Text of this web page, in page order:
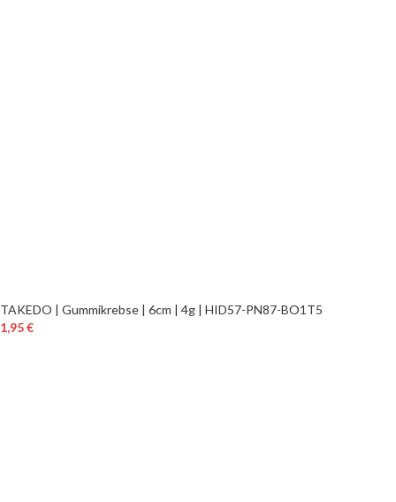
TAKEDO | Gummikrebse | 6cm | 4g | HID57-PN87-BO1T5
1,95€